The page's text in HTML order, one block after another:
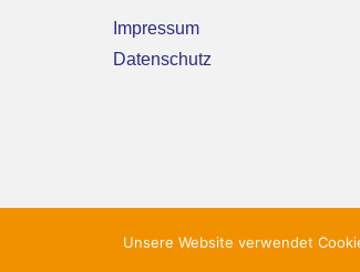
Impressum
Datenschutz
Unsere Website verwendet